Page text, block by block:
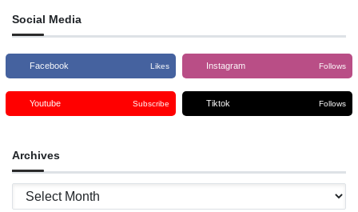
Social Media
Facebook Likes Instagram Follows
Youtube Subscribe Tiktok Follows
Archives
Archives